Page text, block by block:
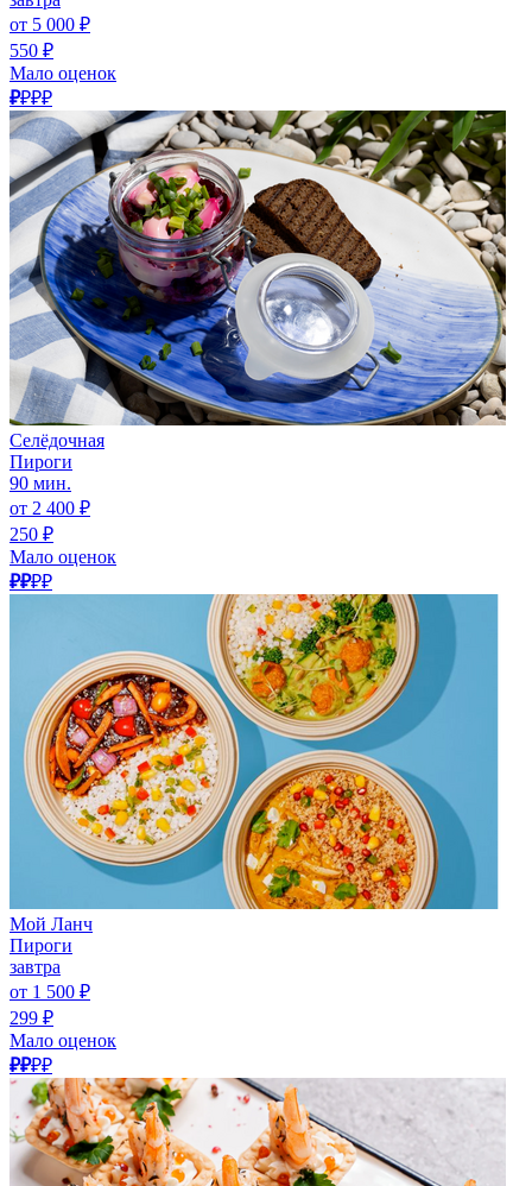
от 5 000 ₽
550 ₽
Мало оценок
₽₽₽₽
Селёдочная
Пироги
90 мин.
от 2 400 ₽
250 ₽
Мало оценок
₽₽₽₽
Мой Ланч
Пироги
завтра
от 1 500 ₽
299 ₽
Мало оценок
₽₽₽₽